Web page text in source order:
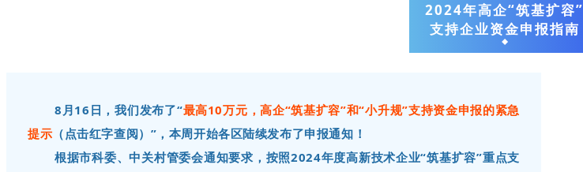
2024年高企“筑基扩容”
支持企业资金申报指南
8月16日，我们发布了“最高10万元，高企“筑基扩容”和“小升规”支持资金申报的紧急
提示 （点击红字查阅） ”，本周开始各区陆续发布了申报通知！
根据市科委、中关村管委会通知要求，按照2024年度高新技术企业“筑基扩容”重点支